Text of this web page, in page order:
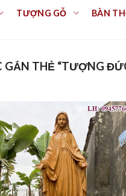
TƯỢNG GỖ BÀN
GẮN THẺ “TƯỢNG